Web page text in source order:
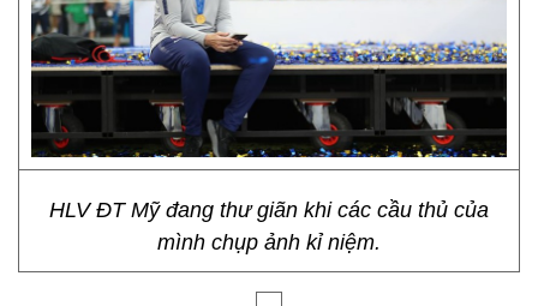
HLV ĐT Mỹ đang thư giãn khi các cầu thủ của
mình chụp ảnh kỉ niệm.